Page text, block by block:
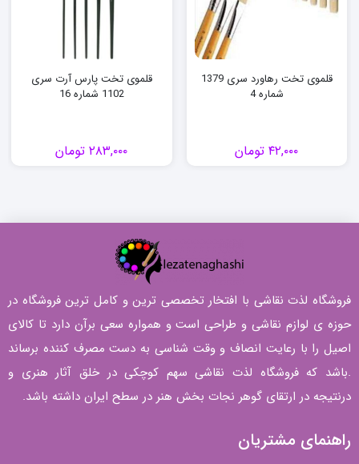
قلموی تخت رهاورد سری 1379
شماره 4
۴۲,۰۰۰ تومان
قلموی تخت پارس آرت سری
1102 شماره 16
۲۸۳,۰۰۰ تومان
فروشگاه لذت نقاشی با افتخار تخصصی ترین و کامل ترین فروشگاه در
حوزه ی لوازم نقاشی و طراحی است و همواره سعی برآن دارد تا کالای
اصیل را با رعایت انصاف و وقت شناسی به دست مصرف کننده برساند
.باشد که فروشگاه لذت نقاشی سهم کوچکی در خلق آثار هنری و
درنتیجه در ارتقای گوهر نجات بخش هنر در سطح ایران داشته باشد.
راهنمای مشتریان